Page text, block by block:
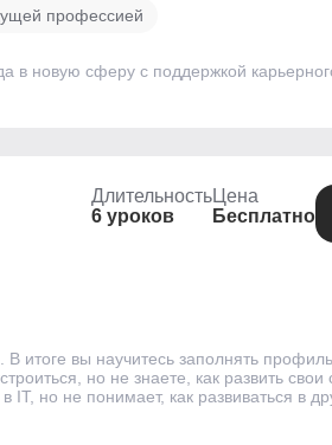
профессией
новую сферу с поддержкой
Длительность
6 уроков
Цена
Бесплатно
итоге вы научитесь заполнять
но не знаете, как развить свои
но не понимает, как развиваться в